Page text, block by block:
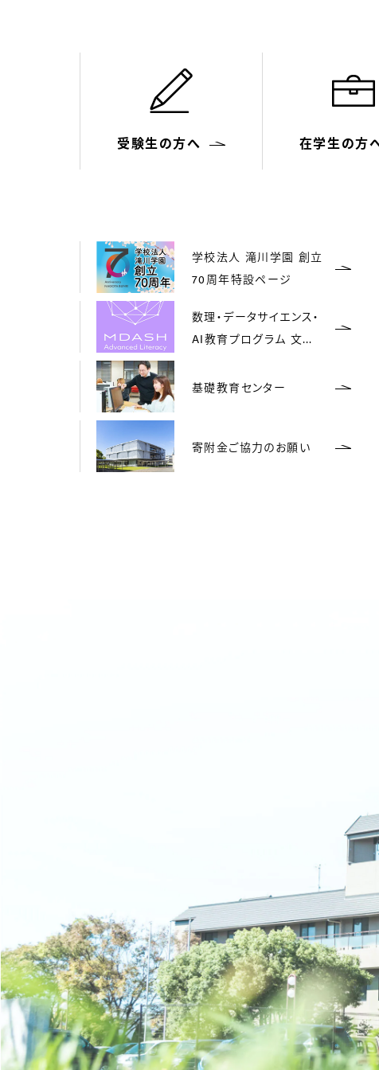
受験生の方へ 在学生の方
学校法人 滝川学園 創立
70周年特設ページ
数理・データサイエンス・
AI教育プログラム 文部
基礎教育センター
寄附金ご協力のお願い